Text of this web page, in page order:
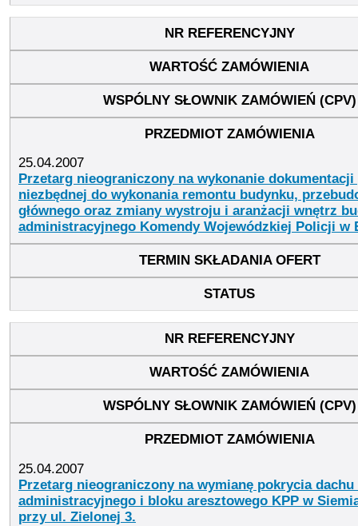
25.04.2007
Przetarg nieograniczony na wykonanie
niezbędnej do wykonania remontu budynku,
głównego oraz zmiany wystroju i aranżacji wnętrz
administracyjnego Komendy Wojewódzkiej Policji w
25.04.2007
Przetarg nieograniczony na wymianę pokrycia
administracyjnego i bloku aresztowego KPP w
przy ul. Zielonej 3.